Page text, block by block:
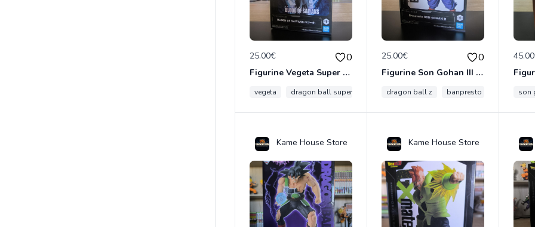
25.00€ 0
Figurine Vegeta Super Saiyan Blue – Blood of Saiyans – Officielle Import Japon
vegeta dragon ball super banpresto blood of saiyans
25.00€ 0
Figurine Son Gohan III – GXmateria – Officielle Import Japon
dragon ball z banpresto gxmateria
son
Kame House Store Kame House Store